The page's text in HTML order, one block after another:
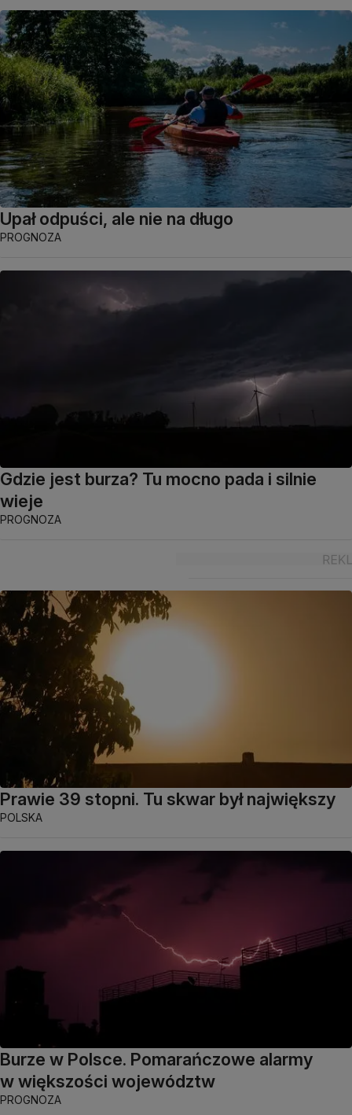
Upał odpuści, ale nie na długo
PROGNOZA
Gdzie jest burza? Tu mocno pada i silnie
wieje
PROGNOZA
Prawie 39 stopni. Tu skwar był największy
POLSKA
Burze w Polsce. Pomarańczowe alarmy
w większości województw
PROGNOZA